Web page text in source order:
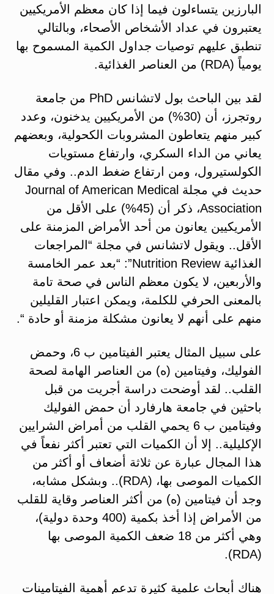
البارزين يتساءلون فيما إذا كان معظم الأمريكيين
يعتبرون في عداد الأشخاص الأصحاء، وبالتالي
تنطبق عليهم توصيات جداول الكمية المسموح بها
يومياً (RDA) من العناصر الغذائية.
لقد بين الباحث بول لاتشانس PhD من جامعة
روتجرز، أن (30%) من الأمريكيين يدخنون، وعدد
كبير منهم يتعاطون المشروبات الكحولية، وبعضهم
يعاني من الداء السكري، وارتفاع مستويات
الكولستيرول، ومن ارتفاع ضغط الدم.. وفي مقال
حديث في مجلة Journal of American Medical
Association، ذكر أن (45%) على الأقل من
الأمريكيين يعانون من أحد الأمراض المزمنة على
الأقل.. ويقول لاتشانس في مجلة “المراجعات
الغذائية Nutrition Review”: “بعد عمر الخامسة
والأربعين، لا يكون معظم الناس في صحة تامة
بالمعنى الحرفي للكلمة، ويمكن اعتبار القليلين
منهم على أنهم لا يعانون مشكلة مزمنة أو حادة “.
على سبيل المثال يعتبر الفيتامين ب 6، وحمض
الفوليك، وفيتامين (ه) من العناصر الهامة لصحة
القلب.. لقد أوضحت دراسة أجريت من قبل
باحثين في جامعة هارفارد أن حمض الفوليك
وفيتامين ب 6 يحمي القلب من أمراض الشرايين
الإكليلية.. إلا أن الكميات التي تعتبر أكثر نفعاً في
هذا المجال عبارة عن ثلاثة أضعاف أو أكثر من
الكميات الموصى بها، (RDA).. وبشكل مشابه،
وجد أن فيتامين (ه) من أكثر العناصر وقاية للقلب
من الأمراض إذا أخذ بكمية (400 وحدة دولية)،
وهي أكثر من 18 ضعف الكمية الموصى بها
(RDA).
هناك أبحاث علمية كثيرة تدعم أهمية الفيتامينات